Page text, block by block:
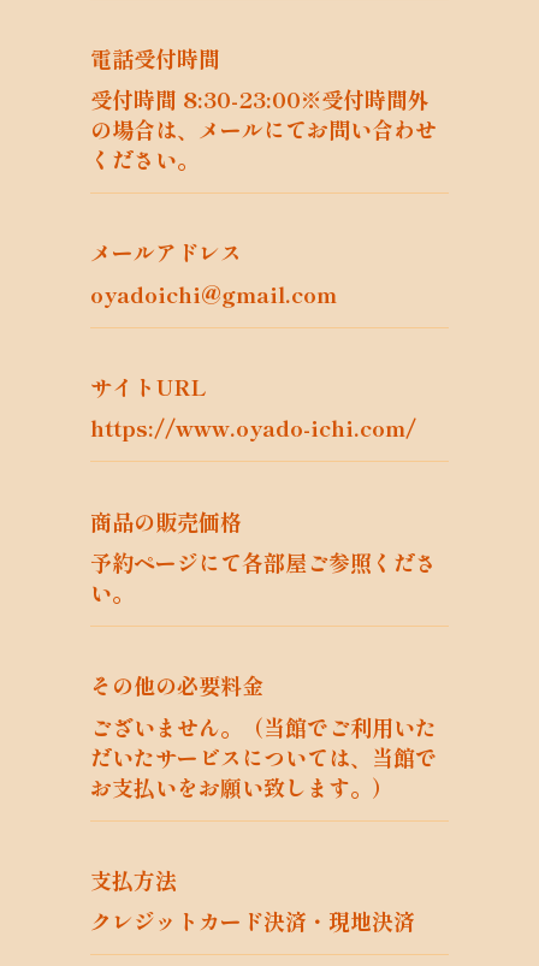
電話受付時間
受付時間 8:30-23:00※受付時間外
の場合は、メールにてお問い合わせ
ください。
メールアドレス
oyadoichi@gmail.com
サイトURL
https://www.oyado-ichi.com/
商品の販売価格
予約ページにて各部屋ご参照くださ
い。
その他の必要料金
ございません。（当館でご利用いた
だいたサービスについては、当館で
お支払いをお願い致します。）
支払方法
クレジットカード決済・現地決済
学術研究機関等から要配慮個人情報を取得
する場合であって、当該要配慮個人情報を
学術研究目的で取得する必要があるとき
（当該要配慮個人情報を取得する目的の一
部が学術研究目的である場合を含み、個人
の権利利益を不当に侵害するおそれがある
機関等が共同して学術研究を行う場合に限
当該要配慮個人情報が、本人、国の機関、
地方公共団体、個人情報保護法第57条第1
会規則で定める者により公開されている場
合
本人を目視し、又は撮影することにより、
第7.1項但書によって第三者提供にあたら
ないものとされる態様にて要配慮個人情報
の提供を受けるとき
6. 個人情報の安全管理
び漏洩などのリスクに対して、個人情報の
安全管理が図られるよう、当社の従業員に
対し、必要かつ適切な監督を行います。ま
た、当社は、個人情報の取扱いの全部又は
一部を委託する場合は、委託先において個
措置の概要は以下のとおりです。
当社は、個人情報保護法及びこれに関連す
る法令並びに適用されるガイドライン等を